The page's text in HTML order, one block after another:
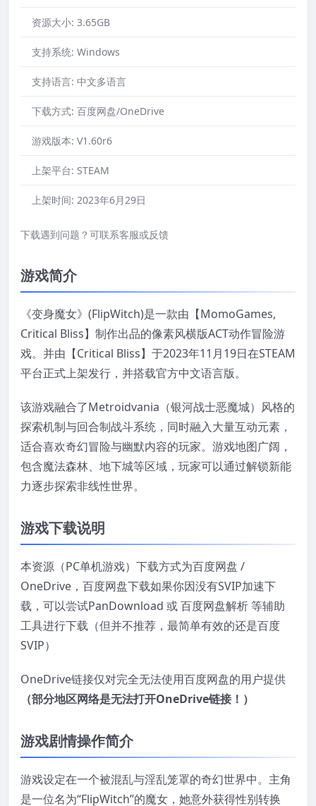
资源大小: 3.65GB
支持系统: Windows
支持语言: 中文多语言
下载方式: 百度网盘/OneDrive
游戏版本: V1.60r6
上架平台: STEAM
上架时间: 2023年6月29日
下载遇到问题？可联系客服或反馈
游戏简介
《变身魔女》(FlipWitch)是一款由【MomoGames,
Critical Bliss】制作出品的像素风横版ACT动作冒险游
戏。并由【Critical Bliss】于2023年11月19日在STEAM
平台正式上架发行，并搭载官方中文语言版。
该游戏融合了Metroidvania（银河战士恶魔城）风格的
探索机制与回合制战斗系统，同时融入大量互动元素，
适合喜欢奇幻冒险与幽默内容的玩家。游戏地图广阔，
包含魔法森林、地下城等区域，玩家可以通过解锁新能
力逐步探索非线性世界。
游戏下载说明
本资源（PC单机游戏）下载方式为百度网盘 /
OneDrive，百度网盘下载如果你因没有SVIP加速下
载，可以尝试PanDownload 或 百度网盘解析 等辅助
工具进行下载（但并不推荐，最简单有效的还是百度
SVIP）
OneDrive链接仅对完全无法使用百度网盘的用户提供
（部分地区网络是无法打开OneDrive链接！）
游戏剧情操作简介
游戏设定在一个被混乱与淫乱笼罩的奇幻世界中。主角
是一位名为“FlipWitch”的魔女，她意外获得性别转换